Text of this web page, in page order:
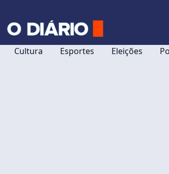
Cultura Esportes Eleições